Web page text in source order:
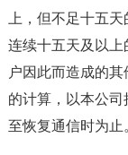
上，但不足十五
连续十五天及以
户因此而造成的
的计算，以本公
至恢复通信时为止